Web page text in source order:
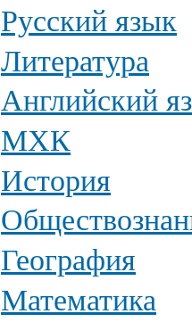
Русский язык
Литература
Английский
МХК
История
География
Математика